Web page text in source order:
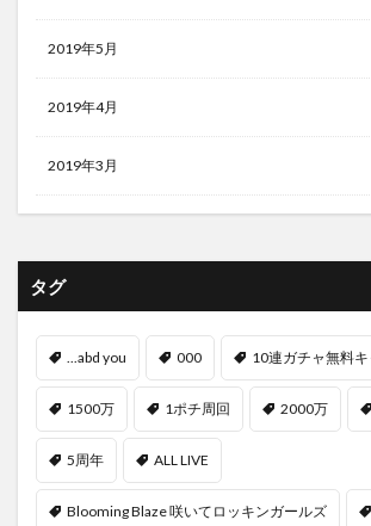
2019年5月
2019年4月
2019年3月
タグ
...abd you 000 10連ガチャ無料
1500万 1ポチ周回 2000万
5周年 ALL LIVE
Blooming Blaze 咲いてロッキンガールズ